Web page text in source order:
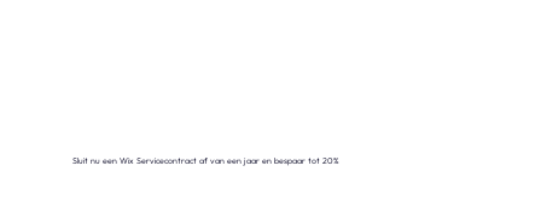
Sluit nu een Wix Servicecontract af van een jaar en bespaar tot 20%